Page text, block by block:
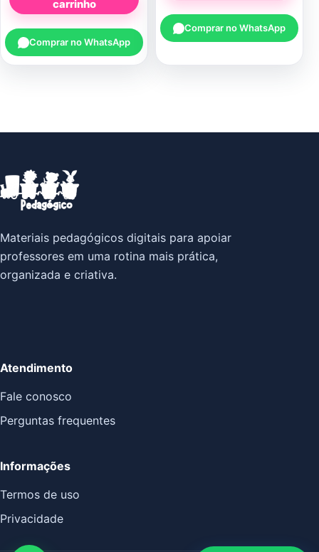
carrinho
Comprar no WhatsApp
Comprar no WhatsApp
Materiais pedagógicos digitais para apoiar
professores em uma rotina mais prática,
organizada e criativa.
Atendimento
Fale conosco
Perguntas frequentes
Informações
Termos de uso
Privacidade